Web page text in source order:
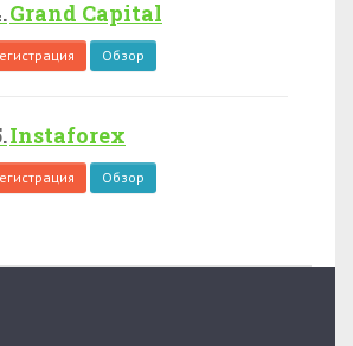
Grand Capital
Обзор
Instaforex
Обзор